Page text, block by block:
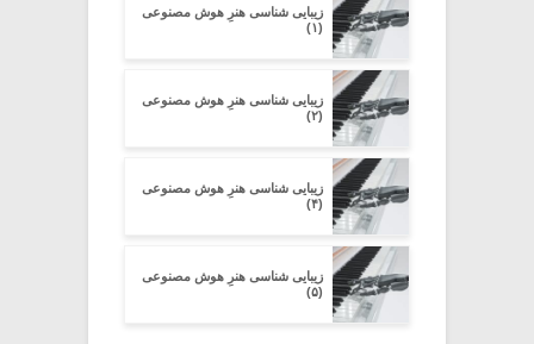
زیبایی شناسی هنرِ هوش مصنوعی
(۱)
زیبایی شناسی هنرِ هوش مصنوعی
(۲)
زیبایی شناسی هنرِ هوش مصنوعی
(۴)
زیبایی شناسی هنرِ هوش مصنوعی
(۵)